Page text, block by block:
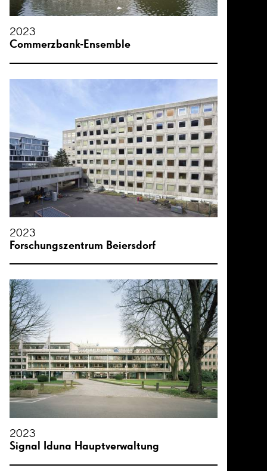
2023
Commerzbank-Ensemble
2023
Forschungszentrum Beiersdorf
2023
Signal Iduna Hauptverwaltung